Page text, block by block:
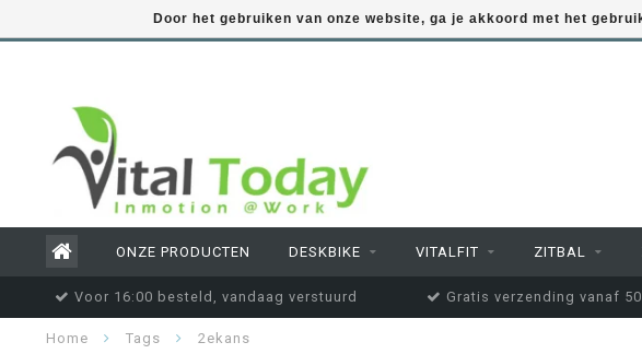
ONZE PRODUCTEN DESKBIKE VITALFIT ZITBAL
Voor 16:00 besteld, vandaag verstuurd Gratis verzending vanaf
Home Tags 2ekans
Door het gebruiken van onze website, ga je akkoord met het